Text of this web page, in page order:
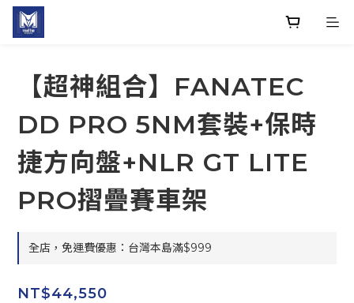
【超神組合】FANATEC
DD PRO 5NM套裝+保時
捷方向盤+NLR GT LITE
PRO摺疊賽車架
全店，免運費優惠：台灣本島滿$999
NT$44,550